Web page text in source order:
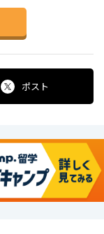
ポスト